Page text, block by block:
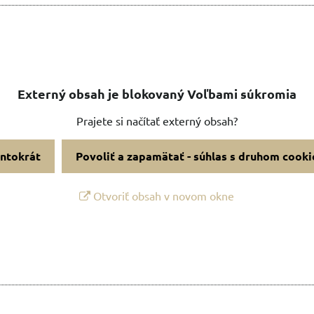
Externý obsah je blokovaný Voľbami súkromia
Prajete si načítať externý obsah?
Povoliť a zapamätať - súhlas s druhom
Otvoriť obsah v novom okne